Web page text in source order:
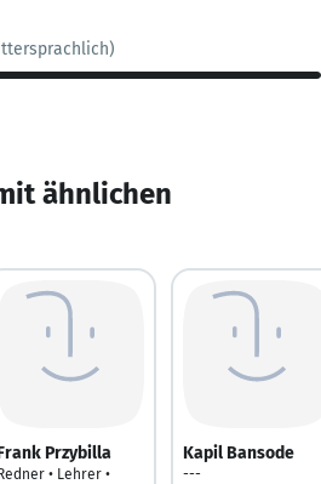
ähnlichen
Przybilla
• Lehrer •
Kapil Bansode
---